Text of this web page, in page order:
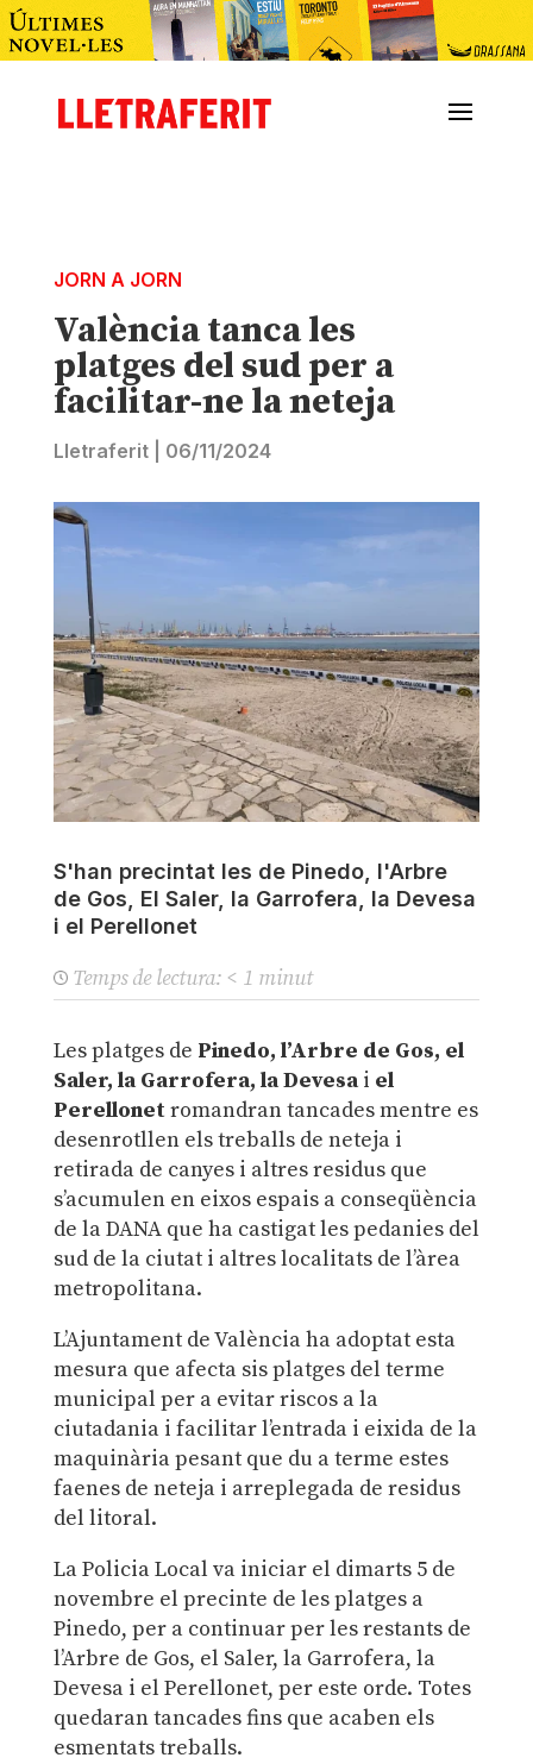
JORN A JORN
València tanca les
platges del sud per a
facilitar-ne la neteja
Lletraferit| 06/11/2024
S'han precintat les de Pinedo, l'Arbre
de Gos, El Saler, la Garrofera, la Devesa
i el Perellonet
Temps de lectura: < 1 minut
Les platges de Pinedo, l’Arbre de Gos, el
Saler, la Garrofera, la Devesai el
Perellonetromandran tancades mentre es
desenrotllen els treballs de neteja i
retirada de canyes i altres residus que
s’acumulen en eixos espais a conseqüència
de la DANA que ha castigat les pedanies del
sud de la ciutat i altres localitats de l’àrea
metropolitana.
L’Ajuntament de València ha adoptat esta
mesura que afecta sis platges del terme
municipal per a evitar riscos a la
ciutadania i facilitar l’entrada i eixida de la
maquinària pesant que du a terme estes
faenes de neteja i arreplegada de residus
del litoral.
La Policia Local va iniciar el dimarts 5 de
novembre el precinte de les platges a
Pinedo, per a continuar per les restants de
l’Arbre de Gos, el Saler, la Garrofera, la
Devesa i el Perellonet, per este orde. Totes
quedaran tancades fins que acaben els
esmentats treballs.